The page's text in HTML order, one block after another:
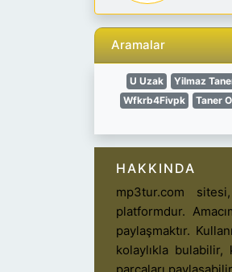
Aramalar
U Uzak Yilmaz
Wfkrb4Fivpk
Taner
HAKKINDA
mp3tur.com
platformdur.
paylaşmaktır.
kolaylıkla